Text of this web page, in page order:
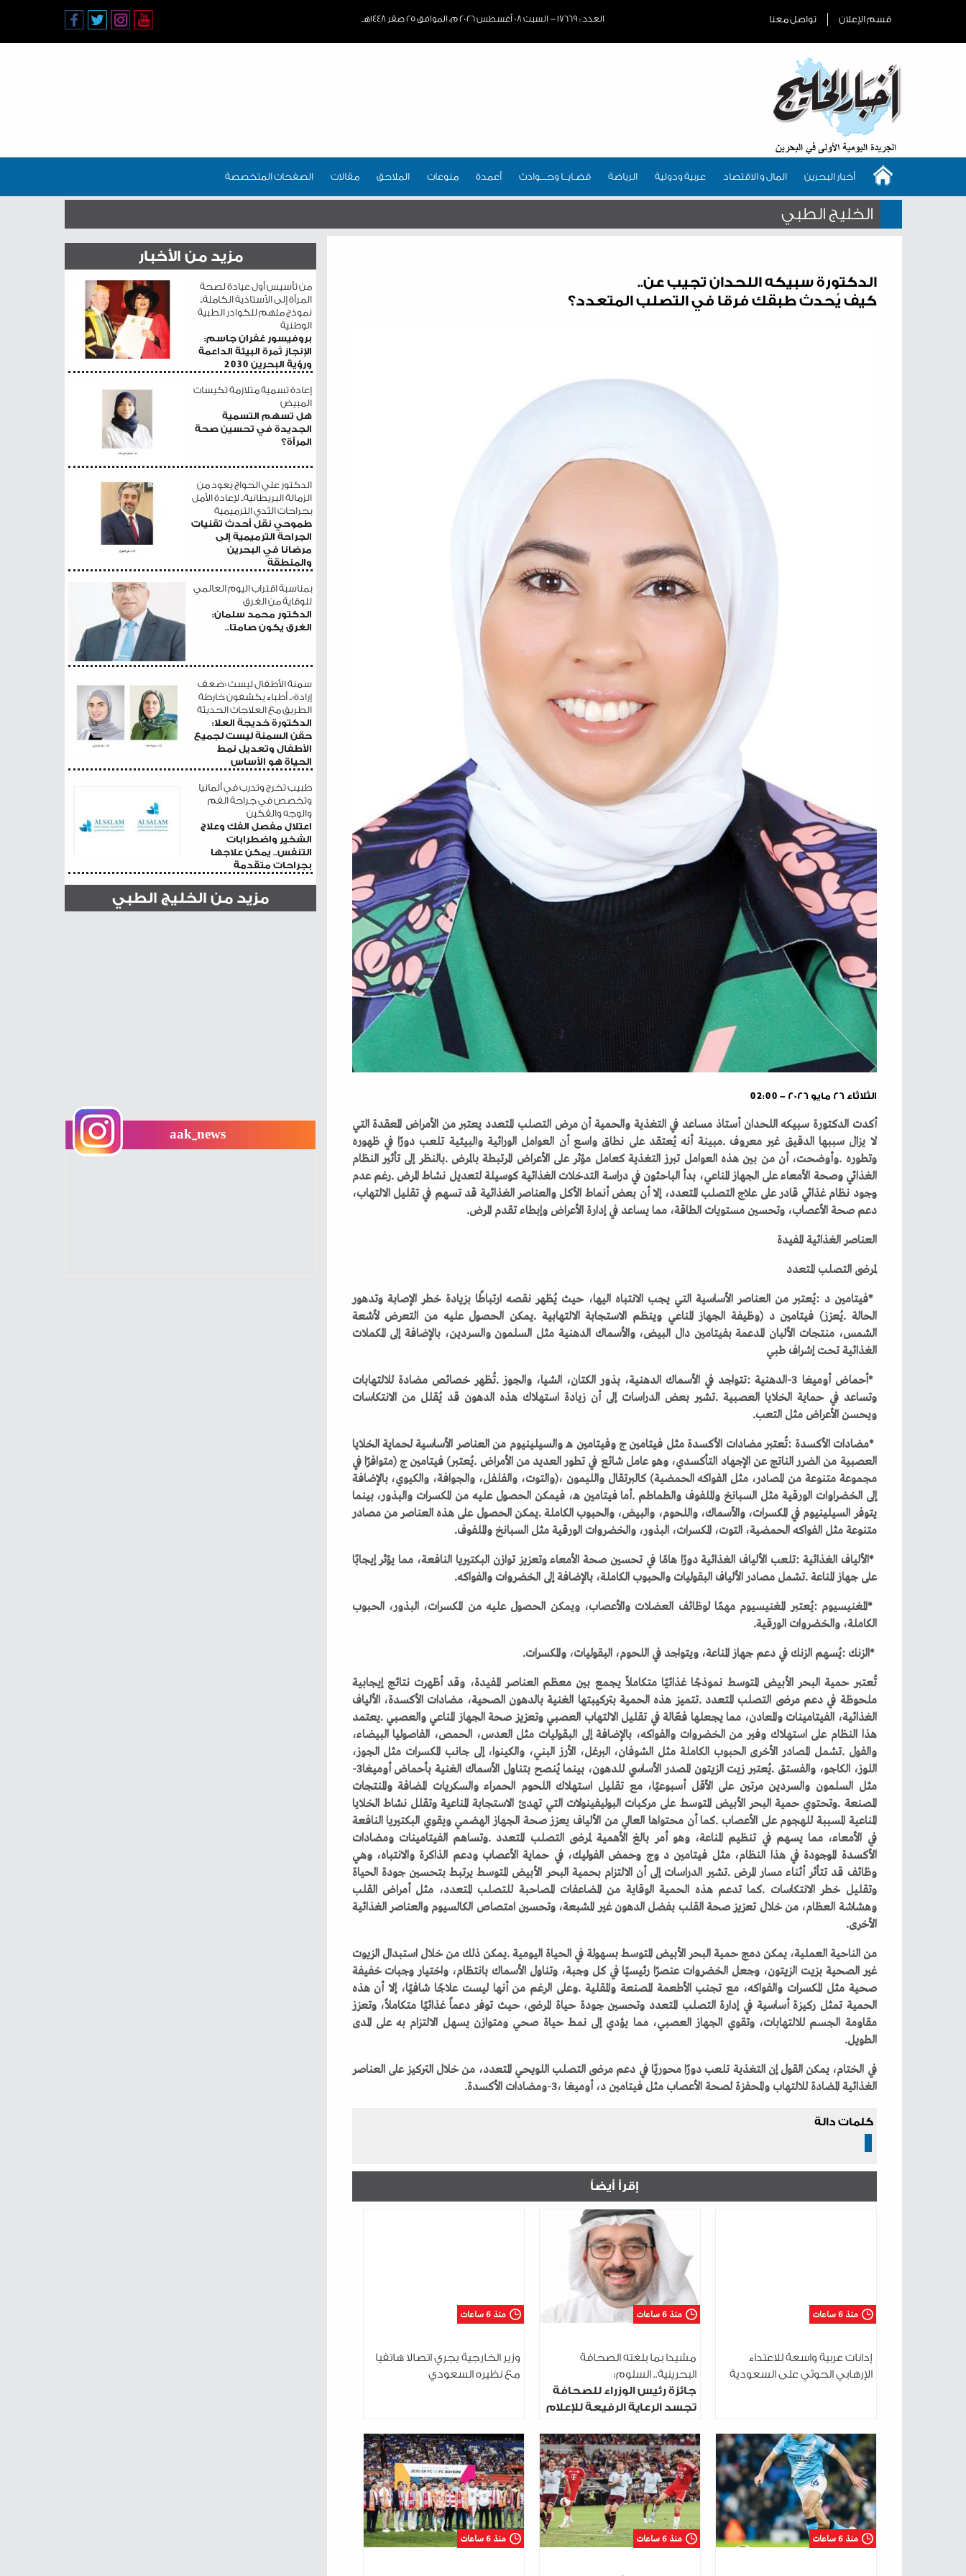
قسم الإعلان تواصل معنا العدد : ١٧٦٦٩ - السبت ٠٨ أغسطس ٢٠٢٦ م، الموافق ٢٥ صفر ١٤٤٨هـ
أخبار البحرين المال و الاقتصاد عربية ودولية الرياضة قضـايــا وحـــوادث أعمدة منوعات الملاحق مقالات الصفحات المتخصصة
الخليج الطبي
الدكتورة سبيكه اللحدان تجيب عن..
كيف يُحدث طبقك فرقا في التصلب المتعدد؟
الثلاثاء ٢٦ مايو ٢٠٢٦ - 02:00
‬دعم‭ ‬صحة‭ ‬الأعصاب،‭ ‬وتحسين‭ ‬مستويات‭ ‬الطاقة،‭ ‬مما‭ ‬يساعد‭ ‬في‭ ‬إدارة‭ ‬الأعراض‭ ‬وإبطاء‭ ‬تقدم‭ ‬المرض‭.‬
العناصر‭ ‬الغذائية‭ ‬المفيدة‭ ‬
لمرضى‭ ‬التصلب‭ ‬المتعدد
‭* ‬فيتامين‭ ‬د‭: ‬يُعتبر‭ ‬من‭ ‬العناصر‭ ‬الأساسية‭ ‬التي‭ ‬يجب‭ ‬الانتباه‭ ‬اليها،‭ ‬حيث‭ ‬يُظهر‭ ‬نقصه‭ ‬ارتباطًا‭ ‬بزيادة‭ ‬خطر‭ ‬الإصابة‭ ‬وتدهور‭
‬الغذائية‭ ‬تحت‭ ‬إشراف‭ ‬طبي
‬ويحسن‭ ‬الأعراض‭ ‬مثل‭ ‬التعب‭.‬
‬يتوفر‭ ‬السيلينيوم‭ ‬في‭ ‬المكسرات،‭ ‬والأسماك،‭ ‬واللحوم،‭ ‬والبيض،‭ ‬والحبوب‭ ‬الكاملة‭. ‬يمكن‭ ‬الحصول‭ ‬على‭ ‬هذه‭ ‬العناصر‭ ‬من‭ ‬مصادر‭
‬متنوعة‭ ‬مثل‭ ‬الفواكه‭ ‬الحمضية،‭ ‬التوت،‭ ‬المكسرات،‭ ‬البذور،‭ ‬والخضروات‭ ‬الورقية‭ ‬مثل‭ ‬السبانخ‭ ‬والملفوف‭.‬
‬على‭ ‬جهاز‭ ‬المناعة‭. ‬تشمل‭ ‬مصادر‭ ‬الألياف‭ ‬البقوليات‭ ‬والحبوب‭ ‬الكاملة،‭ ‬بالإضافة‭ ‬إلى‭ ‬الخضروات‭ ‬والفواكه‭.‬
‬الكاملة،‭ ‬والخضروات‭ ‬الورقية‭.‬
‭* ‬الزنك‭: ‬يُسهم‭ ‬الزنك‭ ‬في‭ ‬دعم‭ ‬جهاز‭ ‬المناعة،‭ ‬ويتواجد‭ ‬في‭ ‬اللحوم،‭ ‬البقوليات،‭ ‬والمكسرات‭.‬
‬اللوز،‭ ‬الكاجو،‭ ‬والفستق‭. ‬يُعتبر‭ ‬زيت‭ ‬الزيتون‭ ‬المصدر‭ ‬الأساسي‭ ‬للدهون،‭ ‬بينما‭ ‬يُنصح‭ ‬بتناول‭ ‬الأسماك‭ ‬الغنية‭ ‬بأحماض‭ ‬أوميغا‭-‬3‭
‬الأخرى‭.‬
‬الحمية‭ ‬تمثل‭ ‬ركيزة‭ ‬أساسية‭ ‬في‭ ‬إدارة‭ ‬التصلب‭ ‬المتعدد‭ ‬وتحسين‭ ‬جودة‭ ‬حياة‭ ‬المرضى،‭ ‬حيث‭ ‬توفر‭ ‬دعماً‭ ‬غذائيًا‭ ‬متكاملاً،‭ ‬وتعزز‭
‬الطويل‭.‬
‬الغذائية‭ ‬المضادة‭ ‬للالتهاب‭ ‬والمحفزة‭ ‬لصحة‭ ‬الأعصاب‭ ‬مثل‭ ‬فيتامين‭ ‬د،‭ ‬أوميغا‭-‬3،‭ ‬ومضادات‭ ‬الأكسدة‭.‬
كلمات دالة
إقرأ أيضاً
منذ 6 ساعات
إدانات عربية واسعة للاعتداء
الإرهابي الحوثي على السعودية
منذ 6 ساعات
مشيدا بما بلغته الصحافة
البحرينية.. السلوم:
جائزة رئيس الوزراء للصحافة
تجسد الرعاية الرفيعة للإعلام
منذ 6 ساعات
وزير الخارجية يجري اتصالا هاتفيا
مع نظيره السعودي
منذ 6 ساعات منذ 6 ساعات منذ 6 ساعات
مزيد من الأخبار
من تأسيس أول عيادة لصحة
المرأة إلى الأستاذية الكاملة..
نموذج ملهم للكوادر الطبية
الوطنية
بروفيسور غفران جاسم:
الإنجاز ثمرة البيئة الداعمة
ورؤية البحرين 2030
إعادة تسمية متلازمة تكيسات
المبيض
هل تسهم التسمية
الجديدة في تحسين صحة
المرأة؟
الدكتور علي الحواج يعود من
الزمالة البريطانية.. لإعادة الأمل
بجراحات الثدي الترميمية
طموحي نقل أحدث تقنيات
الجراحة الترميمية إلى
مرضانا في البحرين
والمنطقة
بمناسبة اقتراب اليوم العالمي
للوقاية من الغرق
الدكتور محمد سلمان:
الغرق يكون صامتا..
سمنة الأطفال ليست «ضعف
إرادة».. أطباء يكشفون خارطة
الطريق مع العلاجات الحديثة
الدكتورة خديجة العلا:
حقن السمنة ليست لجميع
الأطفال وتعديل نمط
الحياة هو الأساس
طبيب تخرج وتدرب في ألمانيا
وتخصص في جراحة الفم
والوجه والفكين
اعتلال مفصل الفك وعلاج
الشخير واضطرابات
التنفس.. يمكن علاجها
بجراحات متقدمة
مزيد من الخليج الطبي
aak_news